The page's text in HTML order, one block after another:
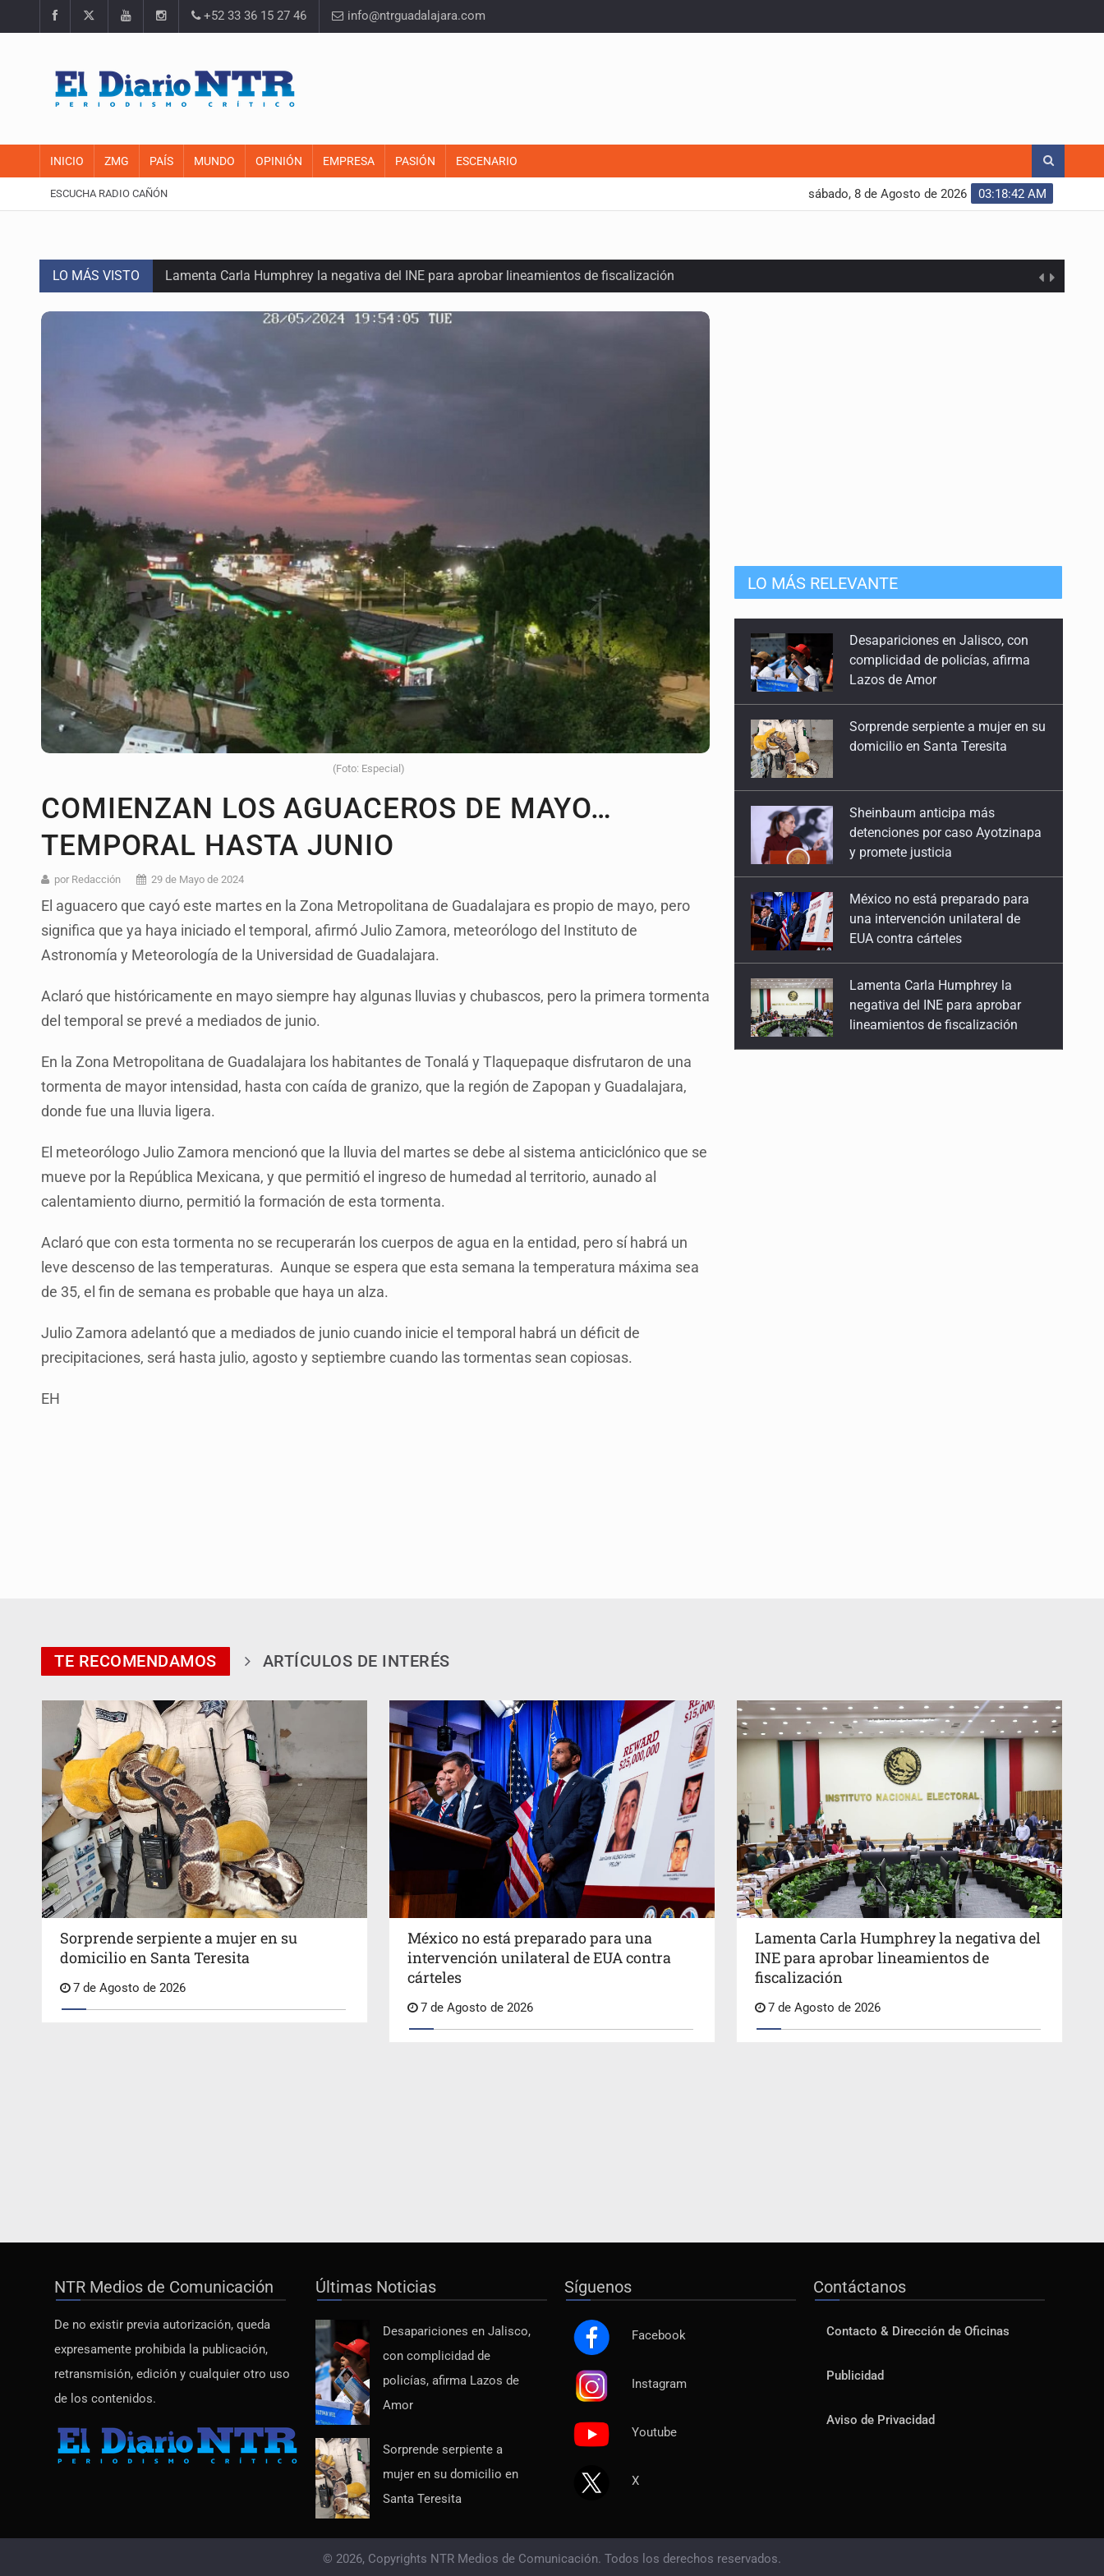
+52 33 36 15 27 46 info@ntrguadalajara.com
INICIO ZMG PAÍS MUNDO OPINIÓN EMPRESA PASIÓN ESCENARIO
ESCUCHA RADIO CAÑÓN 03:18:43 AM
sábado, 8 de Agosto de 2026
LO MÁS VISTO Lamenta Carla Humphrey la negativa del INE para aprobar lineamientos de fiscalización
Desapariciones en Jalisco, con complicidad de policías, afirma Lazos de Amor
Sorprende serpiente a mujer en su domicilio en Santa Teresita
Sheinbaum anticipa más detenciones por caso Ayotzinapa y promete justicia
Resalta Fujimori restablecimiento de relaciones con México
Asume Abelardo De la Espriella como Presidente de Colombia
Policías bajo la mira: La CEDHJ documenta su implicación en desapariciones forzadas
Procesan a el “R1”, presunto líder criminal en Jalisco y Michoacán
Detienen a tres miembros de red transnacional de tráfico de personas
México no está preparado para una intervención unilateral de EUA contra cárteles
(Foto: Especial)
COMIENZAN LOS AGUACEROS DE MAYO…
TEMPORAL HASTA JUNIO
por Redacción 29 de Mayo de 2024
El aguacero que cayó este martes en la Zona Metropolitana de Guadalajara es propio de mayo, pero
significa que ya haya iniciado el temporal, afirmó Julio Zamora, meteorólogo del Instituto de
Astronomía y Meteorología de la Universidad de Guadalajara.
Aclaró que históricamente en mayo siempre hay algunas lluvias y chubascos, pero la primera tormenta
del temporal se prevé a mediados de junio.
En la Zona Metropolitana de Guadalajara los habitantes de Tonalá y Tlaquepaque disfrutaron de una
tormenta de mayor intensidad, hasta con caída de granizo, que la región de Zapopan y Guadalajara,
donde fue una lluvia ligera.
El meteorólogo Julio Zamora mencionó que la lluvia del martes se debe al sistema anticiclónico que se
mueve por la República Mexicana, y que permitió el ingreso de humedad al territorio, aunado al
calentamiento diurno, permitió la formación de esta tormenta.
Aclaró que con esta tormenta no se recuperarán los cuerpos de agua en la entidad, pero sí habrá un
leve descenso de las temperaturas. Aunque se espera que esta semana la temperatura máxima sea
de 35, el fin de semana es probable que haya un alza.
Julio Zamora adelantó que a mediados de junio cuando inicie el temporal habrá un déficit de
precipitaciones, será hasta julio, agosto y septiembre cuando las tormentas sean copiosas.
EH
LO MÁS RELEVANTE
Sorprende serpiente a mujer en su
domicilio en Santa Teresita
Sheinbaum anticipa más
detenciones por caso Ayotzinapa
México no está preparado para
una intervención unilateral de
EUA contra cárteles
Lamenta Carla Humphrey la
negativa del INE para aprobar
lineamientos de fiscalización
Resalta Fujimori restablecimiento
de relaciones con México
TE RECOMENDAMOS ARTÍCULOS DE INTERÉS
Sorprende serpiente a mujer en su
domicilio en Santa Teresita
7 de Agosto de 2026
México no está preparado para una
intervención unilateral de EUA contra
cárteles
7 de Agosto de 2026
Lamenta Carla Humphrey la negativa del
INE para aprobar lineamientos de
fiscalización
7 de Agosto de 2026
NTR Medios de Comunicación
De no existir previa autorización, queda
expresamente prohibida la publicación,
retransmisión, edición y cualquier otro uso
de los contenidos.
Últimas Noticias
Desapariciones en Jalisco,
con complicidad de
policías, afirma Lazos de
Amor
Sorprende serpiente a
mujer en su domicilio en
Santa Teresita
Síguenos
Facebook
Instagram
Youtube
X
Contáctanos
Contacto & Dirección de Oficinas
Publicidad
Aviso de Privacidad
© 2026, Copyrights NTR Medios de Comunicación. Todos los derechos reservados.